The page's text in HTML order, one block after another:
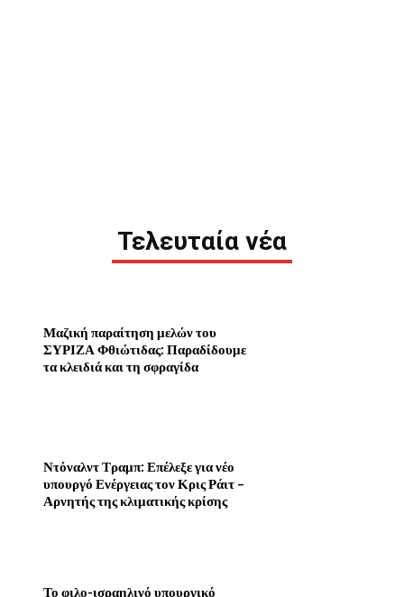
Τελευταία νέα
Μαζική παραίτηση μελών του
ΣΥΡΙΖΑ Φθιώτιδας: Παραδίδουμε
τα κλειδιά και τη σφραγίδα
Ντόναλντ Τραμπ: Επέλεξε για νέο
υπουργό Ενέργειας τον Κρις Ράιτ –
Αρνητής της κλιματικής κρίσης
Το φιλο-ισραηλινό υπουργικό